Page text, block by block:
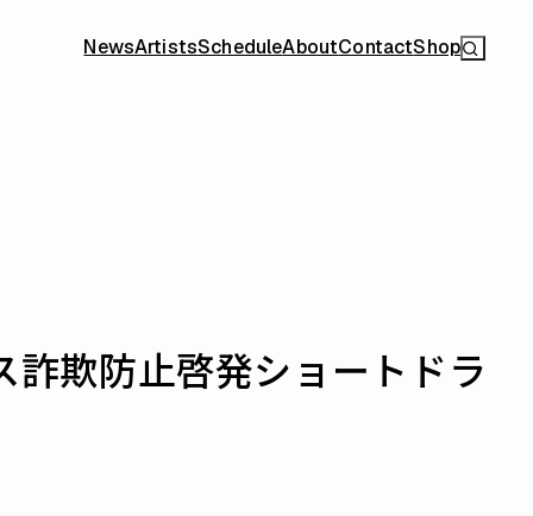
NewsArtistsScheduleAboutContactShop
詐欺防止啓発ショートドラ